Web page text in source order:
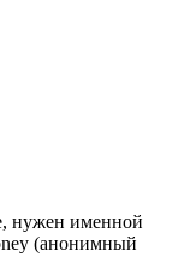
нужен именной
(анонимный